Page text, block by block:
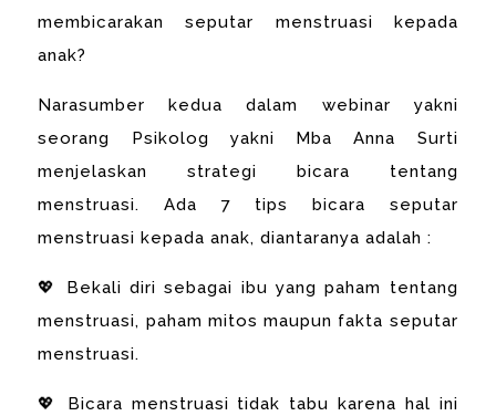
membicarakan seputar menstruasi kepada
anak?
Narasumber kedua dalam webinar yakni
seorang Psikolog yakni Mba Anna Surti
menjelaskan strategi bicara tentang
menstruasi. Ada 7 tips bicara seputar
menstruasi kepada anak, diantaranya adalah :
💖 Bekali diri sebagai ibu yang paham tentang
menstruasi, paham mitos maupun fakta seputar
menstruasi.
💖 Bicara menstruasi tidak tabu karena hal ini